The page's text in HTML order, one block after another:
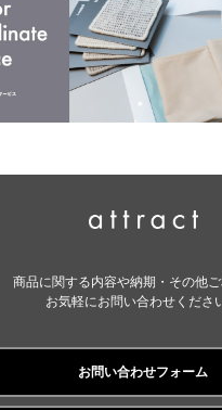
商品に関する内容や納期・その他
お気軽にお問い合わせくださ
お問い合わせフォーム